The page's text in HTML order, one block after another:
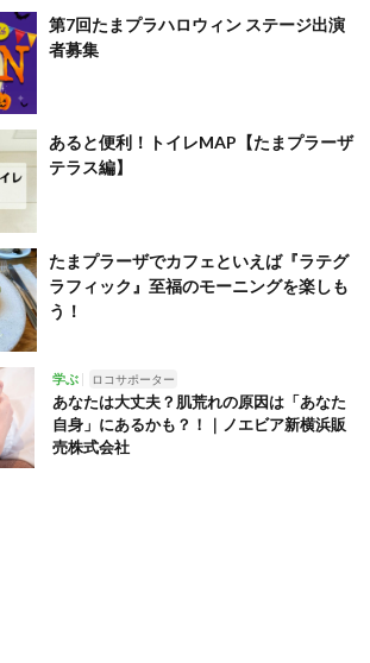
第7回たまプラハロウィン ステージ出演
者募集
あると便利！トイレMAP【たまプラーザ
テラス編】
たまプラーザでカフェといえば『ラテグ
ラフィック』至福のモーニングを楽しも
う！
学ぶ ロコサポーター
あなたは大丈夫？肌荒れの原因は「あなた
自身」にあるかも？！｜ノエビア新横浜販
売株式会社